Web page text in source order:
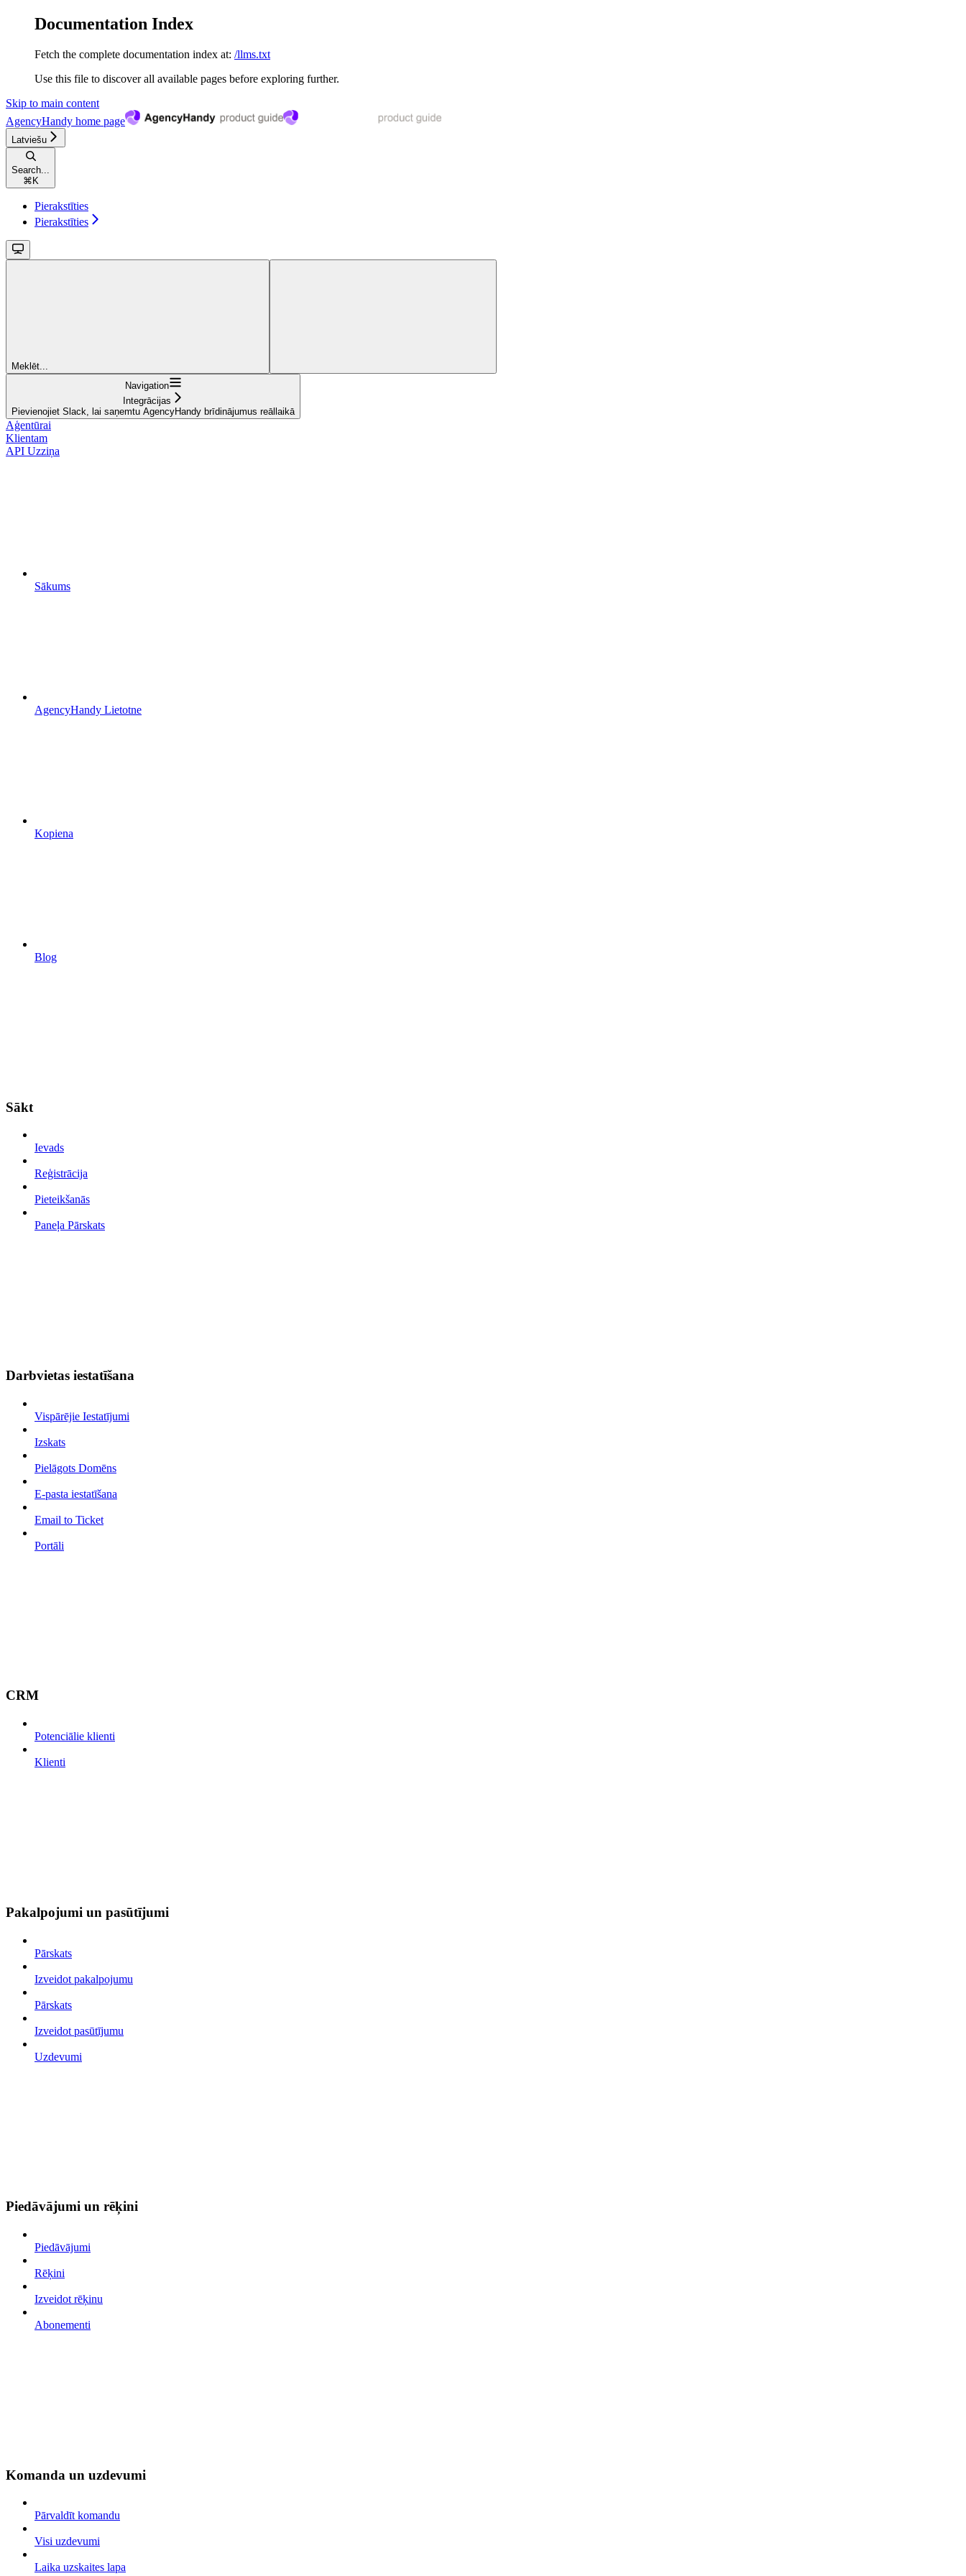
Documentation Index
Fetch the complete documentation index at: /llms.txt
Use this file to discover all available pages before exploring further.
Skip to main content
AgencyHandy home page
Latviešu
Search...
⌘ K
Pierakstīties
Pierakstīties
Meklēt...
Navigation
Integrācijas
Pievienojiet Slack, lai saņemtu AgencyHandy brīdinājumus reāllaikā
Aģentūrai
Klientam
API Uzziņa
Sākums
AgencyHandy Lietotne
Kopiena
Blog
Sākt
Ievads
Reģistrācija
Pieteikšanās
Paneļa Pārskats
Darbvietas iestatīšana
Vispārējie Iestatījumi
Izskats
Pielāgots Domēns
E-pasta iestatīšana
Email to Ticket
Portāli
CRM
Potenciālie klienti
Klienti
Pakalpojumi un pasūtījumi
Pārskats
Izveidot pakalpojumu
Pārskats
Izveidot pasūtījumu
Uzdevumi
Piedāvājumi un rēķini
Piedāvājumi
Rēķini
Izveidot rēķinu
Abonementi
Komanda un uzdevumi
Pārvaldīt komandu
Visi uzdevumi
Laika uzskaites lapa